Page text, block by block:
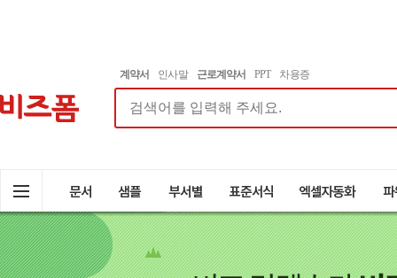
계약서 인사말 근로계약서 PPT 차용증